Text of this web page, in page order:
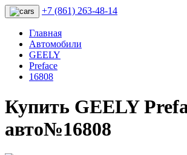
+7 (861) 263-48-14
Главная
Автомобили
GEELY
Preface
16808
Купить GEELY
авто№16808